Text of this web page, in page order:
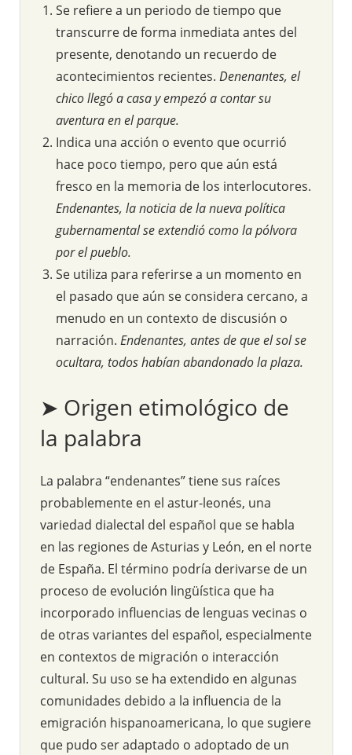
Se refiere a un periodo de tiempo que
transcurre de forma inmediata antes del
presente, denotando un recuerdo de
acontecimientos recientes. Denenantes, el
chico llegó a casa y empezó a contar su
aventura en el parque.
Indica una acción o evento que ocurrió
hace poco tiempo, pero que aún está
fresco en la memoria de los interlocutores.
Endenantes, la noticia de la nueva política
gubernamental se extendió como la pólvora
por el pueblo.
Se utiliza para referirse a un momento en
el pasado que aún se considera cercano, a
menudo en un contexto de discusión o
narración. Endenantes, antes de que el sol se
ocultara, todos habían abandonado la plaza.
➤ Origen etimológico de
la palabra
La palabra “endenantes” tiene sus raíces
probablemente en el astur-leonés, una
variedad dialectal del español que se habla
en las regiones de Asturias y León, en el norte
de España. El término podría derivarse de un
proceso de evolución lingüística que ha
incorporado influencias de lenguas vecinas o
de otras variantes del español, especialmente
en contextos de migración o interacción
cultural. Su uso se ha extendido en algunas
comunidades debido a la influencia de la
emigración hispanoamericana, lo que sugiere
que pudo ser adaptado o adoptado de un